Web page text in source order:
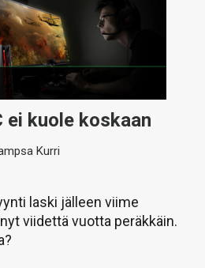
ei kuole koskaan
Kurri
laski jälleen viime
viidettä vuotta peräkkäin.